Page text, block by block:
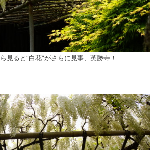
見ると”白花”がさらに見事、英勝寺！